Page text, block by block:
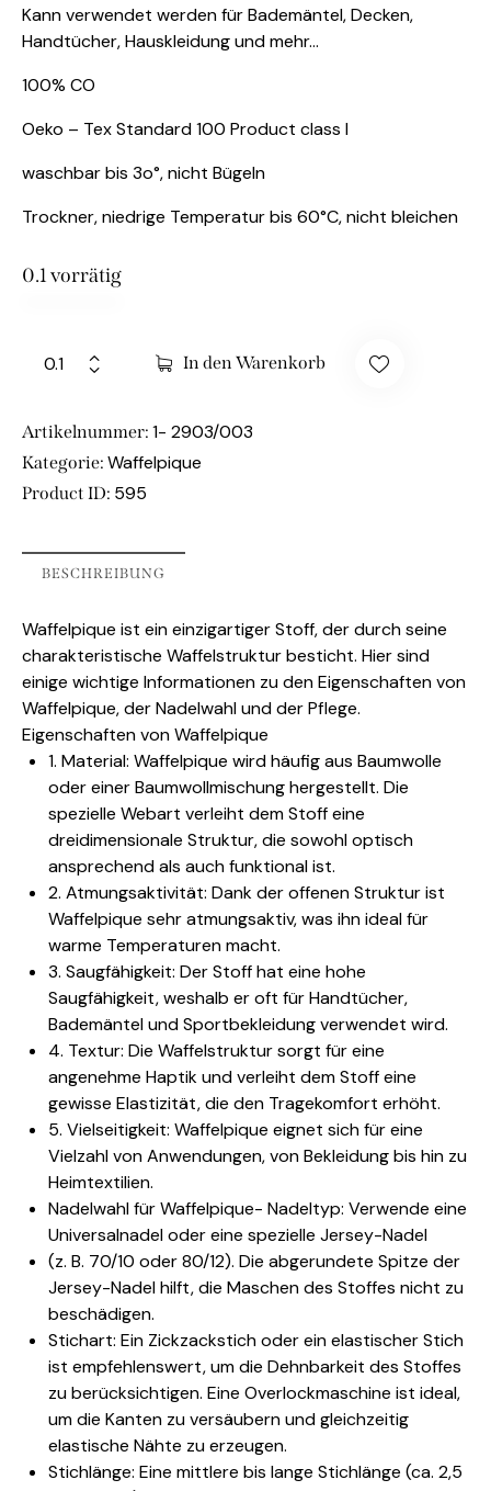
Kann verwendet werden für Bademäntel, Decken,
Handtücher, Hauskleidung und mehr…
100% CO
Oeko – Tex Standard 100 Product class I
waschbar bis 3o°, nicht Bügeln
Trockner, niedrige Temperatur bis 60°C, nicht bleichen
0.1 vorrätig
In den Warenkorb
Artikelnummer: 1- 2903/003
Kategorie: Waffelpique
Product ID: 595
BESCHREIBUNG
Waffelpique ist ein einzigartiger Stoff, der durch seine
charakteristische Waffelstruktur besticht. Hier sind
einige wichtige Informationen zu den Eigenschaften von
Waffelpique, der Nadelwahl und der Pflege.
Eigenschaften von Waffelpique
1. Material: Waffelpique wird häufig aus Baumwolle
oder einer Baumwollmischung hergestellt. Die
spezielle Webart verleiht dem Stoff eine
dreidimensionale Struktur, die sowohl optisch
ansprechend als auch funktional ist.
2. Atmungsaktivität: Dank der offenen Struktur ist
Waffelpique sehr atmungsaktiv, was ihn ideal für
warme Temperaturen macht.
3. Saugfähigkeit: Der Stoff hat eine hohe
Saugfähigkeit, weshalb er oft für Handtücher,
Bademäntel und Sportbekleidung verwendet wird.
4. Textur: Die Waffelstruktur sorgt für eine
angenehme Haptik und verleiht dem Stoff eine
gewisse Elastizität, die den Tragekomfort erhöht.
5. Vielseitigkeit: Waffelpique eignet sich für eine
Vielzahl von Anwendungen, von Bekleidung bis hin zu
Heimtextilien.
Nadelwahl für Waffelpique- Nadeltyp: Verwende eine
Universalnadel oder eine spezielle Jersey-Nadel
(z. B. 70/10 oder 80/12). Die abgerundete Spitze der
Jersey-Nadel hilft, die Maschen des Stoffes nicht zu
beschädigen.
Stichart: Ein Zickzackstich oder ein elastischer Stich
ist empfehlenswert, um die Dehnbarkeit des Stoffes
zu berücksichtigen. Eine Overlockmaschine ist ideal,
um die Kanten zu versäubern und gleichzeitig
elastische Nähte zu erzeugen.
Stichlänge: Eine mittlere bis lange Stichlänge (ca. 2,5